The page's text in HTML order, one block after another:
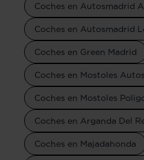
Coches en Autosmadrid
Coches en Autosmadrid
Coches en Green Madrid
Coches en Mostoles
Coches en Mostoles
Coches en Arganda Del
Coches en Majadahonda